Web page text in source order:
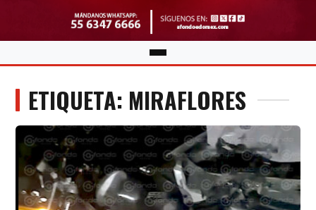
ETIQUETA: MIRAFLORES